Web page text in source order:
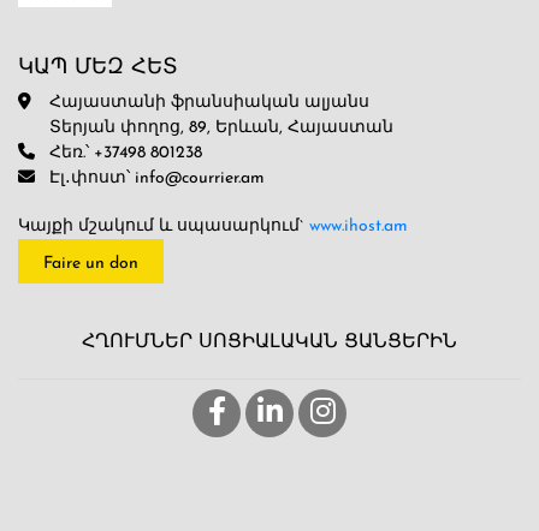
ԿԱՊ ՄԵԶ ՀԵՏ
Հայաստանի ֆրանսիական ալյանս
Տերյան փողոց, 89, Երևան, Հայաստան
Հեռ.՝ +37498 801238
Էլ․փոստ՝ info@courrier.am
Կայքի մշակում և սպասարկում` www.ihost.am
Faire un don
ՀՂՈՒՄՆԵՐ ՍՈՑԻԱԼԱԿԱՆ ՑԱՆՑԵՐԻՆ